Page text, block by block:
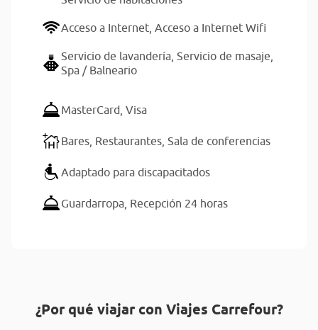
Acceso a Internet, Acceso a Internet Wifi
Servicio de lavandería, Servicio de masaje,
Spa / Balneario
MasterCard, Visa
Bares, Restaurantes, Sala de conferencias
Adaptado para discapacitados
Guardarropa, Recepción 24 horas
¿Por qué viajar con Viajes Carrefour?